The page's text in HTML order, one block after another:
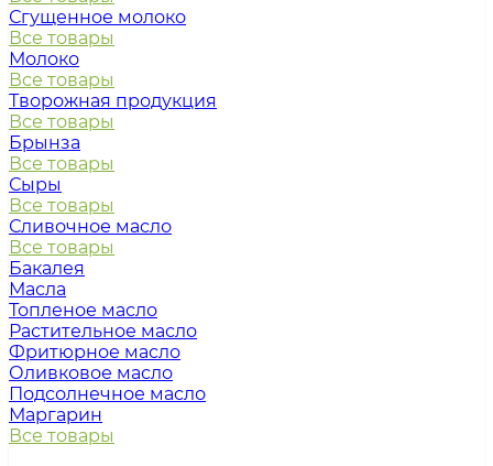
Сгущенное молоко
Все товары
Молоко
Все товары
Творожная продукция
Все товары
Брынза
Все товары
Сыры
Все товары
Сливочное масло
Все товары
Бакалея
Масла
Топленое масло
Растительное масло
Фритюрное масло
Оливковое масло
Подсолнечное масло
Маргарин
Все товары